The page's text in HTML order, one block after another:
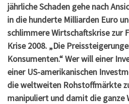
jährliche Schaden gehe nach
in die hunderte Milliarden Euro
schlimmere Wirtschaftskrise zur
Krise 2008. „Die
Konsumenten.“ Wer will einer
einer US-amerikanischen
die weltweiten Rohstoffmärkte
manipuliert und damit die ganze